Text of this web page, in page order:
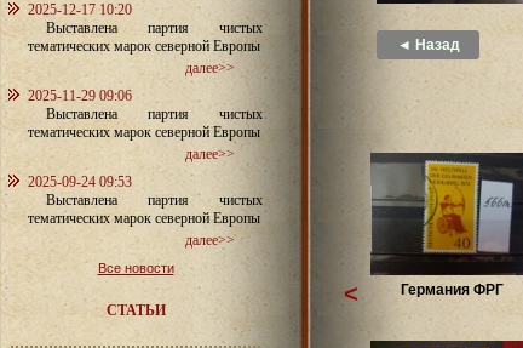
2025-12-17 10:20
Выставлена партия чистых
тематических марок северной Европы
далее>>
2025-11-29 09:06
Выставлена партия чистых
тематических марок северной Европы
далее>>
2025-09-24 09:53
Выставлена партия чистых
тематических марок северной Европы
далее>>
Все новости
СТАТЬИ
◄ Назад
Германия ФРГ
<